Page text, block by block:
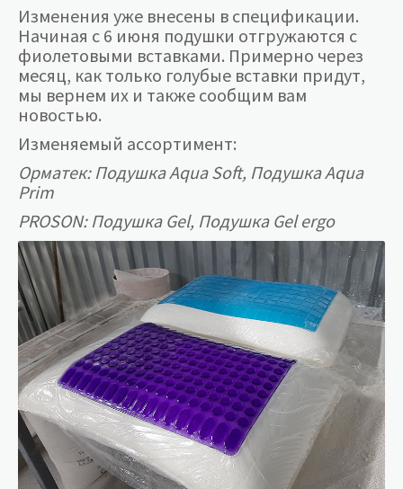
Изменения уже внесены в спецификации.
Начиная с 6 июня подушки отгружаются с
фиолетовыми вставками. Примерно через
месяц, как только голубые вставки придут,
мы вернем их и также сообщим вам
новостью.
Изменяемый ассортимент:
Орматек: Подушка Aqua Soft, Подушка Aqua
Prim
PROSON: Подушка Gel, Подушка Gel ergo